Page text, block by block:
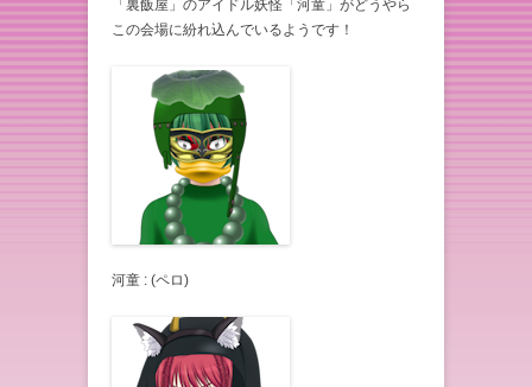
「裏飯屋」のアイドル妖怪「河童」がどうやら
この会場に紛れ込んでいるようです！
河童 : (ペロ)